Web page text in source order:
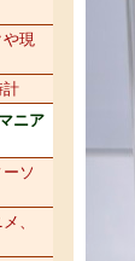
や現
計
ニア
ソ
、